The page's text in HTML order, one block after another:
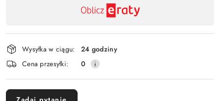
płatność
i
dostawa
Wysyłka w ciągu:
24 godziny
Cena przesyłki:
0